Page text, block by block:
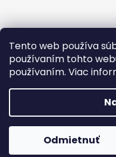
Tento web používa
používaním tohto
používaním. Viac
Odmietnuť
Copyright 2026